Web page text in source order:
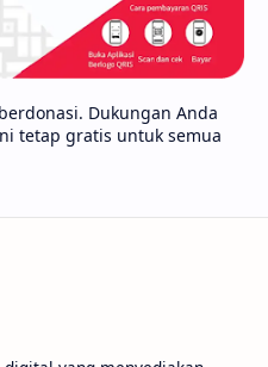
Dukungan Anda
tetap gratis untuk semua